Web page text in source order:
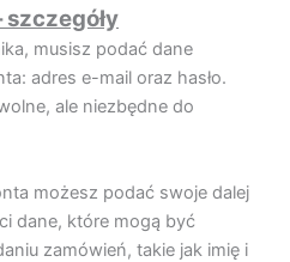
musisz podać dane
adres e-mail oraz hasło.
ale niezbędne do
możesz podać swoje dalej
dane, które mogą być
zamówień, takie jak imię i